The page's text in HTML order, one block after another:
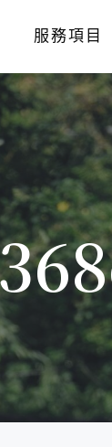
服務項目